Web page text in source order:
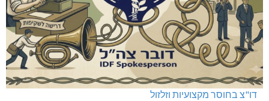
דו"צ בחוסר מקצועיות וזלזול